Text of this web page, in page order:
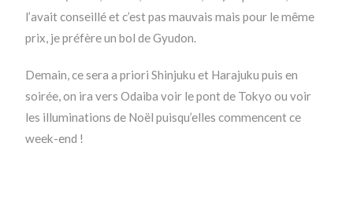
l’avait conseillé et c’est pas mauvais mais pour le même
prix, je préfère un bol de Gyudon.
Demain, ce sera a priori Shinjuku et Harajuku puis en
soirée, on ira vers Odaiba voir le pont de Tokyo ou voir
les illuminations de Noël puisqu’elles commencent ce
week-end !